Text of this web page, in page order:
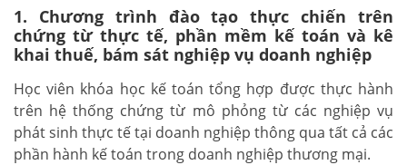
1. Chương trình đào tạo thực chiến trên
chứng từ thực tế, phần mềm kế toán và kê
khai thuế, bám sát nghiệp vụ doanh nghiệp
Học viên khóa học kế toán tổng hợp được thực hành
trên hệ thống chứng từ mô phỏng từ các nghiệp vụ
phát sinh thực tế tại doanh nghiệp thông qua tất cả các
phần hành kế toán trong doanh nghiệp thương mại.